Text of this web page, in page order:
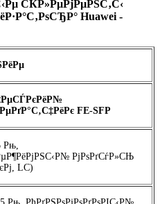
СЌР»РµРјРµРЅС‚С‹
Huawei -
FE-SFP
Рњ,
РјРѕРґСѓР»СЊ
LC)